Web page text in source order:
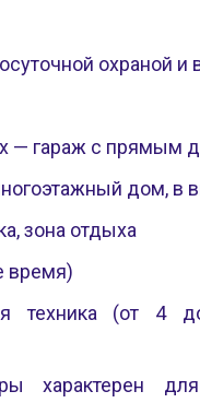
охраной
— гараж с прямым
дом, в
зона отдыха
время)
техника (от 4
характерен